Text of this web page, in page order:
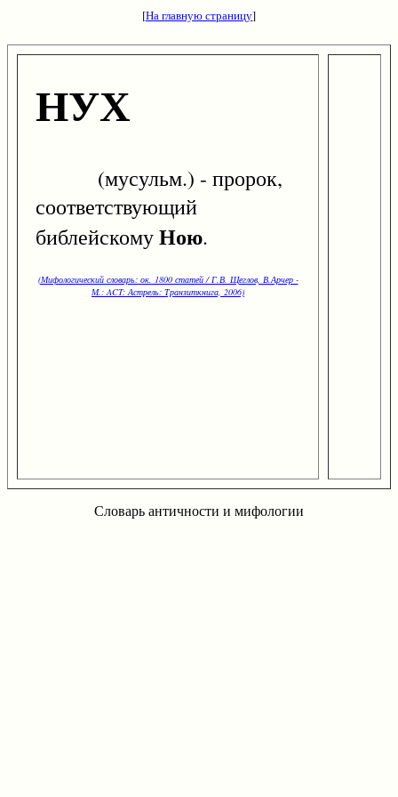
[На главную страницу]
НУХ
(мусульм.) - пророк,
соответствующий
библейскомуНою.
(Мифологический словарь: ок. 1800 статей / Г.В. Щеглов, В.Арчер -
М.: ACT: Астрель: Транзиткнига, 2006)
Словарь античности и мифологии